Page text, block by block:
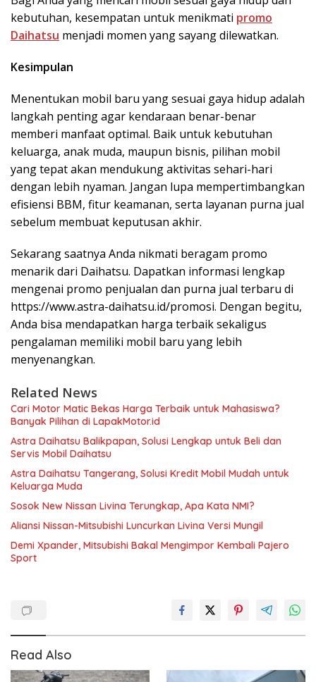
kebutuhan, kesempatan untuk menikmati promo
Daihatsu menjadi momen yang sayang dilewatkan.
Kesimpulan
Menentukan mobil baru yang sesuai gaya hidup adalah
langkah penting agar kendaraan benar-benar
memberi manfaat optimal. Baik untuk kebutuhan
keluarga, anak muda, maupun bisnis, pilihan mobil
yang tepat akan mendukung aktivitas sehari-hari
dengan lebih nyaman. Jangan lupa mempertimbangkan
efisiensi BBM, fitur keamanan, serta layanan purna jual
sebelum membuat keputusan akhir.
Sekarang saatnya Anda nikmati beragam promo
menarik dari Daihatsu. Dapatkan informasi lengkap
mengenai promo penjualan dan purna jual terbaru di
https://www.astra-daihatsu.id/promosi. Dengan begitu,
Anda bisa mendapatkan harga terbaik sekaligus
pengalaman memiliki mobil baru yang lebih
menyenangkan.
Related News
Cari Motor Matic Bekas Harga Terbaik untuk Mahasiswa?
Banyak Pilihan di LapakMotor.id
Astra Daihatsu Balikpapan, Solusi Lengkap untuk Beli dan
Servis Mobil Daihatsu
Astra Daihatsu Tangerang, Solusi Kredit Mobil Mudah untuk
Keluarga Muda
Sosok New Nissan Livina Terungkap, Apa Kata NMI?
Aliansi Nissan-Mitsubishi Luncurkan Livina Versi Mungil
Demi Xpander, Mitsubishi Bakal Mengimpor Kembali Pajero
Sport
Read Also